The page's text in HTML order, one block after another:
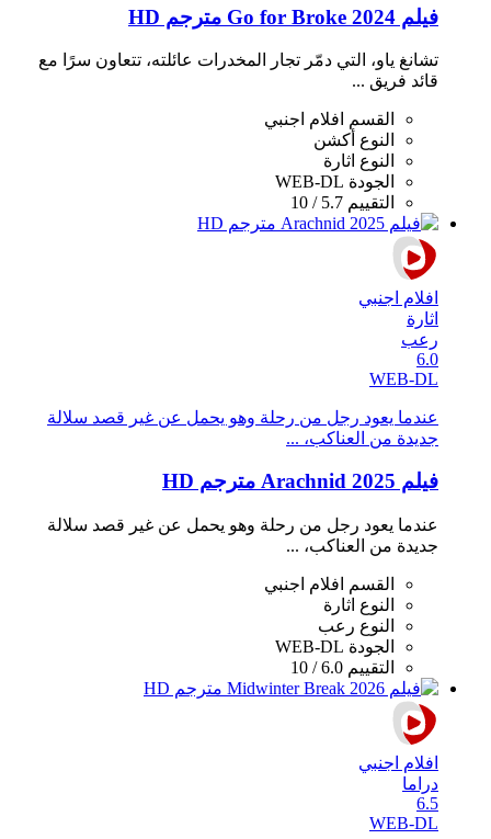
فيلم Go for Broke 2024 مترجم HD
تشانغ ياو، التي دمّر تجار المخدرات عائلته، تتعاون سرًا مع
قائد فريق ...
القسم افلام اجنبي
النوع أكشن
النوع اثارة
الجودة WEB-DL
التقييم 5.7 / 10
افلام اجنبي
اثارة
رعب
6.0
WEB-DL
عندما يعود رجل من رحلة وهو يحمل عن غير قصد سلالة
جديدة من العناكب، ...
فيلم Arachnid 2025 مترجم HD
عندما يعود رجل من رحلة وهو يحمل عن غير قصد سلالة
جديدة من العناكب، ...
القسم
افلام اجنبي
النوع اثارة
النوع رعب
الجودة WEB-DL
التقييم 6.0 / 10
افلام اجنبي
دراما
6.5
WEB-DL